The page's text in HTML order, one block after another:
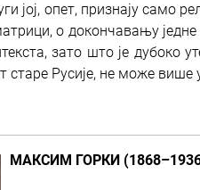
јој, опет, признају само
о докончавању
зато што је дубоко
старе Русије, не може
МАКСИМ ГОРКИ